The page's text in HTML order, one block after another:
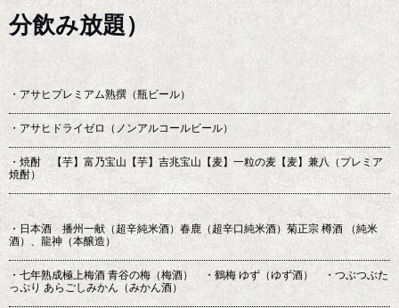
分飲み放題）
・アサヒプレミアム熟撰（瓶ビール）
・アサヒドライゼロ（ノンアルコールビール）
・焼酎 【芋】富乃宝山【芋】吉兆宝山【麦】一粒の麦【麦】兼八（プレミア
焼酎）
・日本酒 播州一献（超辛純米酒）春鹿（超辛口純米酒）菊正宗 樽酒 （純米
酒）、龍神（本醸造）
・七年熟成極上梅酒 青谷の梅（梅酒） ・鶴梅 ゆず（ゆず酒） ・つぶつぶた
っぷり あらごしみかん（みかん酒）